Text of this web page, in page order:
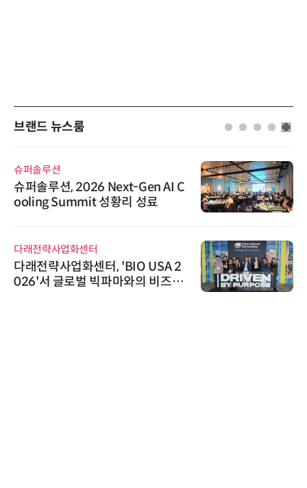
브랜드 뉴스룸
슈퍼솔루션
슈퍼솔루션, 2026 Next-Gen AI C
ooling Summit 성황리 성료
다래전략사업화센터
다래전략사업화센터, 'BIO USA 2
026'서 글로벌 빅파마와의 비즈니